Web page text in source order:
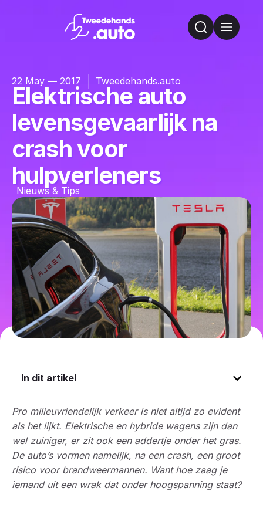
22 May — 2017 Tweedehands.auto
Elektrische auto
levensgevaarlijk na
crash voor
hulpverleners
Nieuws & Tips
Pro milieuvriendelijk verkeer is niet altijd zo evident
als het lijkt. Elektrische en hybride wagens zijn dan
wel zuiniger, er zit ook een addertje onder het gras.
De auto’s vormen namelijk, na een crash, een groot
risico voor brandweermannen. Want hoe zaag je
iemand uit een wrak dat onder hoogspanning staat?
In dit artikel